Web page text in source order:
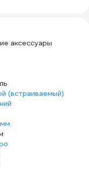
аксессуары
(встраиваемый)